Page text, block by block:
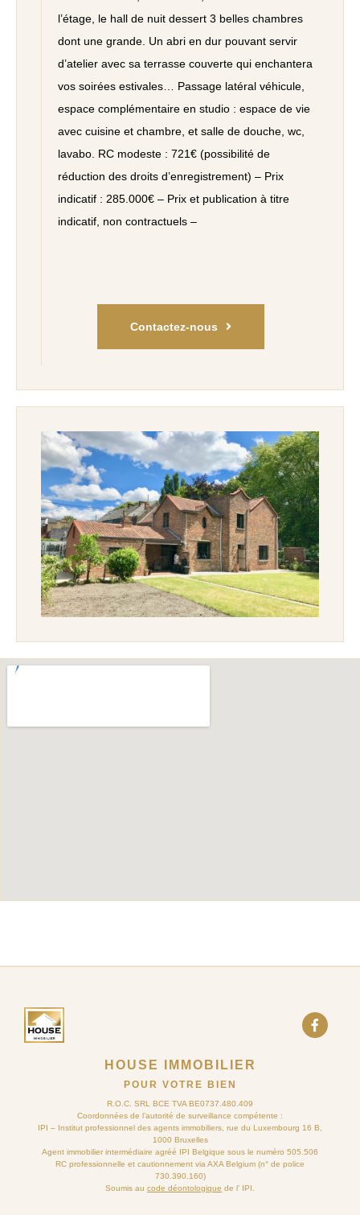
l’étage, le hall de nuit dessert 3 belles chambres
dont une grande. Un abri en dur pouvant servir
d’atelier avec sa terrasse couverte qui enchantera
vos soirées estivales… Passage latéral véhicule,
espace complémentaire en studio : espace de vie
avec cuisine et chambre, et salle de douche, wc,
lavabo. RC modeste : 721€ (possibilité de
réduction des droits d’enregistrement) – Prix
indicatif : 285.000€ – Prix et publication à titre
indicatif, non contractuels –
Contactez-nous
HOUSE IMMOBILIER
POUR VOTRE BIEN
R.O.C. SRL BCE TVA BE0737.480.409
Coordonnées de l’autorité de surveillance compétente :
IPI – Institut professionnel des agents immobiliers, rue du Luxembourg 16 B,
1000 Bruxelles
Agent immobilier intermédiaire agréé IPI Belgique sous le numéro 505.506
RC professionnelle et cautionnement via AXA Belgium (n° de police
730.390.160)
Soumis au code déontologique de l’ IPI.